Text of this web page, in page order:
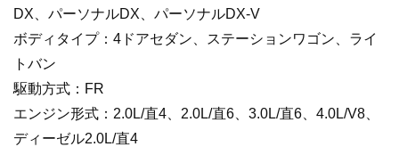
DX、パーソナルDX、パーソナルDX-V
ボディタイプ：4ドアセダン、ステーションワゴン、ライ
トバン
駆動方式：FR
エンジン形式：2.0L/直4、2.0L/直6、3.0L/直6、4.0L/V8、
ディーゼル2.0L/直4